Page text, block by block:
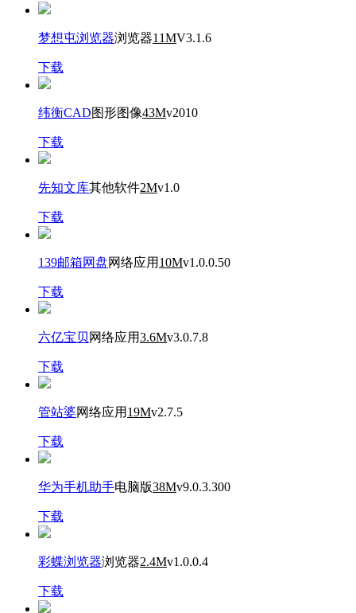
梦想屯浏览器浏览器11MV3.1.6
下载
纬衡CAD图形图像43Mv2010
下载
先知文库其他软件2Mv1.0
下载
139邮箱网盘网络应用 10Mv1.0.0.50
下载
六亿宝贝 网络应用3.6Mv3.0.7.8
下载
管站婆网络应用 19Mv2.7.5
下载
华为手机助手电脑版38Mv9.0.3.300
下载
彩蝶浏览器浏览器2.4Mv1.0.0.4
下载